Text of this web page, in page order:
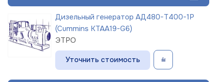
Дизельный генератор АД480-Т400-1Р
(Cummins KTAA19-G6)
ЭТРО
Уточнить стоимость